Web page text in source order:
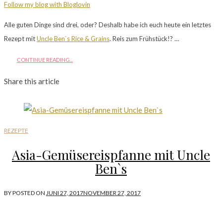
Follow my blog with Bloglovin
Alle guten Dinge sind drei, oder? Deshalb habe ich euch heute ein letztes
Rezept mitUncle Ben`s Rice & Grains. Reis zum Frühstück!? …
CONTINUE READING...
Share this article
REZEPTE
Asia-Gemüsereispfanne mit Uncle
Ben`s
BYPOSTED ON JUNI 27, 2017NOVEMBER 27, 2017